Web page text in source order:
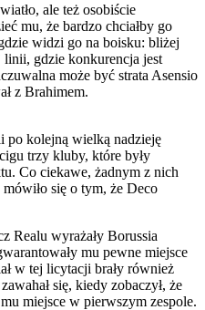
ale też osobiście
mu, że bardzo chciałby go
widzi go na boisku: bliżej
gdzie konkurencja jest
może być strata Asensio
z Brahimem.
po kolejną wielką nadzieję
trzy kluby, które były
Co ciekawe, żadnym z nich
się o tym, że Deco
Realu wyrażały Borussia
mu pewne miejsce
w tej licytacji brały również
się, kiedy zobaczył, że
miejsce w pierwszym zespole.